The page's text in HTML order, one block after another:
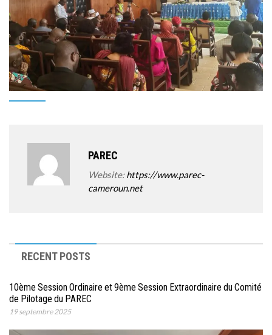
PAREC
Website:https://www.parec-
cameroun.net
RECENT POSTS
10ème Session Ordinaire et 9ème Session Extraordinaire du Comité
de Pilotage du PAREC
19 septembre 2025